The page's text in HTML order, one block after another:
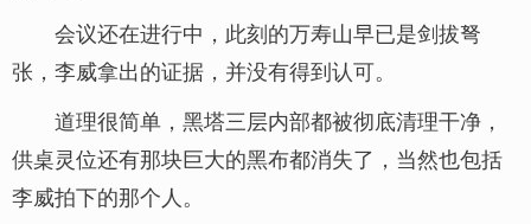
会议还在进行中，此刻的万寿山早已是剑拔弩
张，李威拿出的证据，并没有得到认可。
道理很简单，黑塔三层内部都被彻底清理干净，
供桌灵位还有那块巨大的黑布都消失了，当然也包括
李威拍下的那个人。